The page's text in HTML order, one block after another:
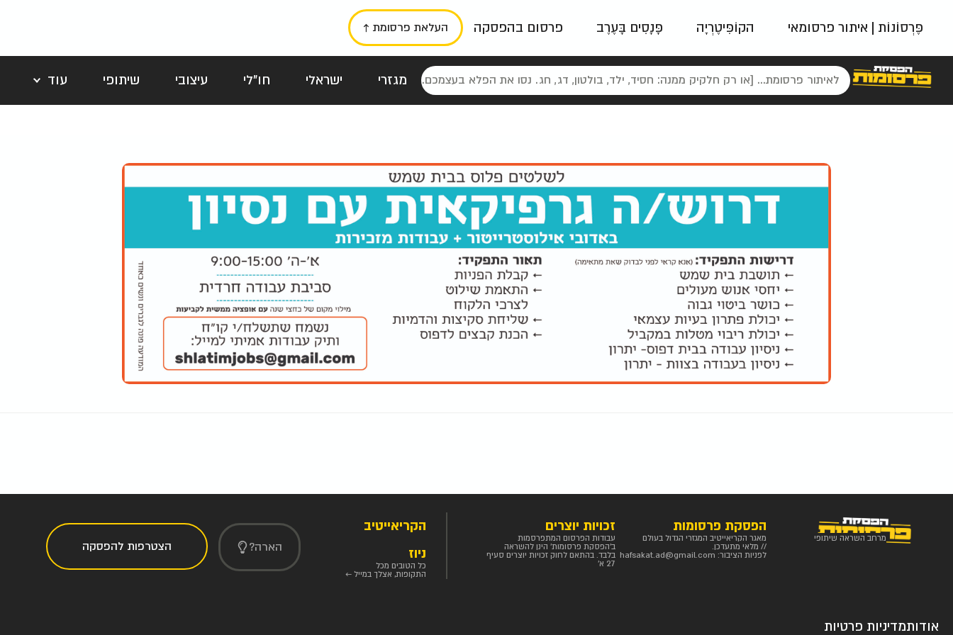
פֶּרְסוֹנוֹת | איתור פרסומאי הקוֹפִּיטֶרְיָה פָּנָסִים בָּעֶרֶב פרסום בהפסקה העלאת פרסומת ↑
מגזרי ישראלי חו"לי עיצובי שיתופי
עוד
פאשן
ניינטיז נוסטלגי כרזות טיפוגרפי
מרחב השראה שיתופי
הפסקת פרסומות
מאגר הקריאייטיב המגזרי הגדול בעולם
// מלאי מתעדכן.
לפניות הציבור: hafsakat.ad@gmail.com
זכויות יוצרים
עבודות הפרסום המתפרסמות
ב'הפסקת פרסומות' הינן להשראה
בלבד. בהתאם לחוק זכויות יוצרים סעיף
27 א'
הקריאייטיב
ניוז
כל הטובים מכל
התקופות, אצלך במייל ←
הארה? הצטרפות להפסקה
אודותמדיניות פרטיות